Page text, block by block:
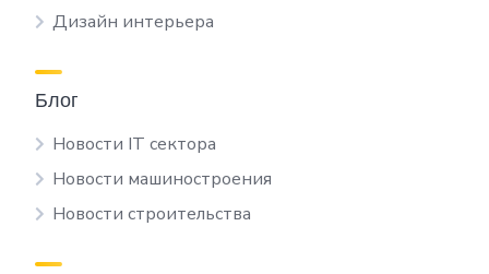
Дизайн интерьера
Блог
Новости IT сектора
Новости машиностроения
Новости строительства